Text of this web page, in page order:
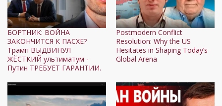
БОРТНИК: ВОЙНА
ЗАКОНЧИТСЯ К ПАСХЕ?
Трамп ВЫДВИНУЛ
ЖЁСТКИЙ ультиматум -
Путин ТРЕБУЕТ ГАРАНТИИ.
Postmodern Conflict
Resolution: Why the US
Hesitates in Shaping Today’s
Global Arena